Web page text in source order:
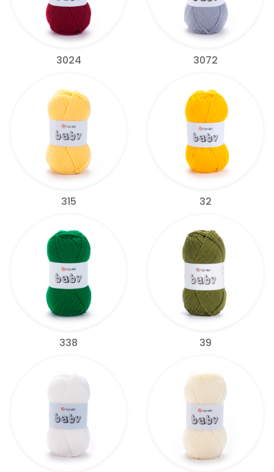
3024 3072
315 32
338 39